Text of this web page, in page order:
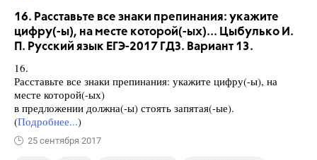
16. Расставьте все знаки препинания: укажите
цифру(-ы), на месте которой(-ых)... Цыбулько И.
П. Русский язык ЕГЭ-2017 ГДЗ. Вариант 13.
16.
Расставьте все знаки препинания: укажите цифру(-ы), на
месте которой(-ых)
в предложении должна(-ы) стоять запятая(-ые).
(Подробнее...)
25 сентября 2017